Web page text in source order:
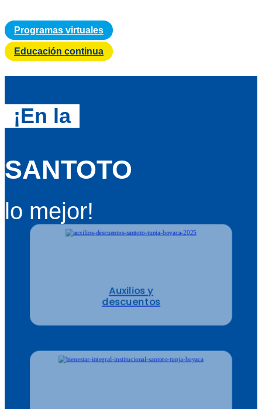
Programas virtuales
Educación continua
¡En la
SANTOTO
lo mejor!
Auxilios y
descuentos